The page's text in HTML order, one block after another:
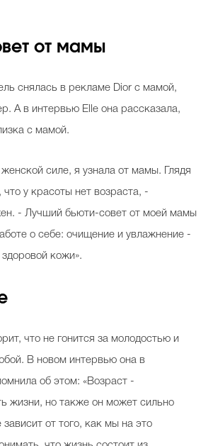
от мамы
снялась в рекламе Dior c мамой,
А в интервью Elle она рассказала,
с мамой.
силе, я узнала от мамы. Глядя
у красоты нет возраста, -
- Лучший бьюти-совет от моей мамы
о себе: очищение и увлажнение -
кожи».
что не гонится за молодостью и
В новом интервью она в
об этом: «Возраст -
жизни, но также он может сильно
от того, как мы на это